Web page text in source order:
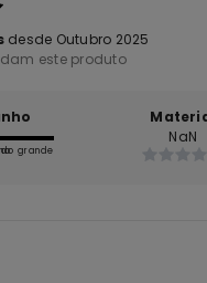
desde Outubro 2025
este produto
grande
NaN